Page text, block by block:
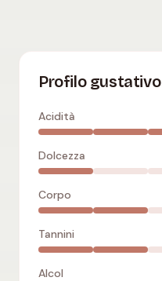
Profilo gustativo
Acidità
Dolcezza
Corpo
Tannini
Alcol